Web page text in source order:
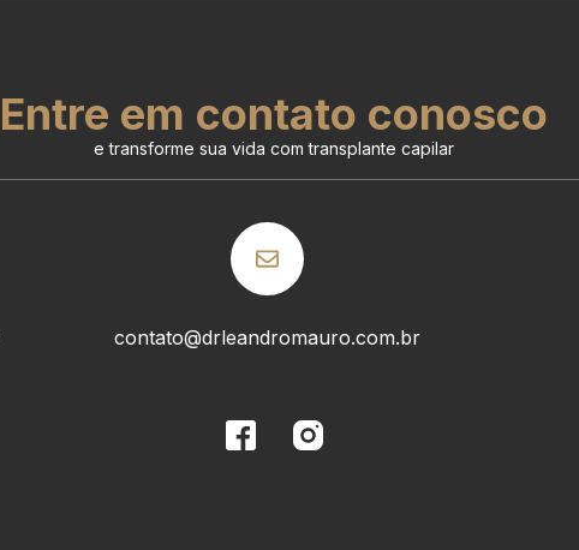
Entre em contato conosco
e transforme sua vida com transplante capilar
contato@drleandromauro.com.br